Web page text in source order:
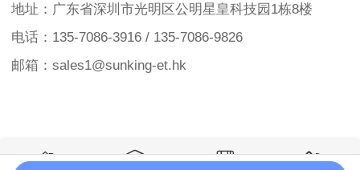
地址：广东省深圳市光明区公明星皇科技园1栋8楼
电话：135-7086-3916 / 135-7086-9826
邮箱：sales1@sunking-et.hk
   